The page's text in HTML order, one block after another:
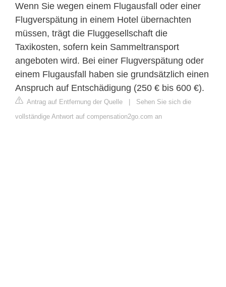
Wenn Sie wegen einem Flugausfall oder einer
Flugverspätung in einem Hotel übernachten
müssen, trägt die Fluggesellschaft die
Taxikosten, sofern kein Sammeltransport
angeboten wird. Bei einer Flugverspätung oder
einem Flugausfall haben sie grundsätzlich einen
Anspruch auf Entschädigung (250 € bis 600 €).
Antrag auf Entfernung der Quelle | Sehen Sie sich die
vollständige Antwort auf compensation2go.com an